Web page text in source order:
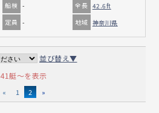
船検 - 全長 42.6ft
定員 - 地域 神奈川県
並び替え▼
41艇～を表示
« 1 2 »